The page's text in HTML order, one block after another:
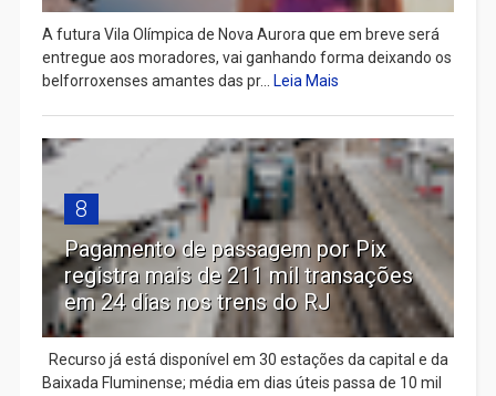
A futura Vila Olímpica de Nova Aurora que em breve será
entregue aos moradores, vai ganhando forma deixando os
belforroxenses amantes das pr... Leia Mais
8
Pagamento de passagem por Pix
registra mais de 211 mil transações
em 24 dias nos trens do RJ
Recurso já está disponível em 30 estações da capital e da
Baixada Fluminense; média em dias úteis passa de 10 mil